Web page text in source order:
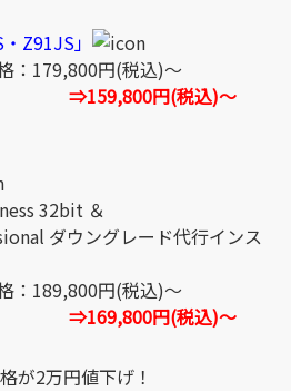
Z91JS」
：179,800円(税込)～
⇒159,800円(税込)～
32bit ＆
ダウングレード代行インス
：189,800円(税込)～
⇒169,800円(税込)～
が2万円値下げ！